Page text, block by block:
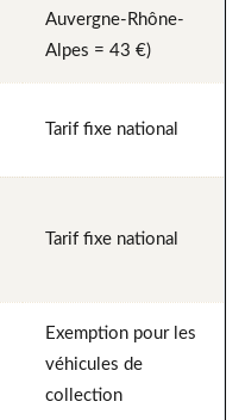
Auvergne-Rhône-
Alpes = 43 €)
Tarif fixe national
Tarif fixe national
Exemption pour les
véhicules de
collection